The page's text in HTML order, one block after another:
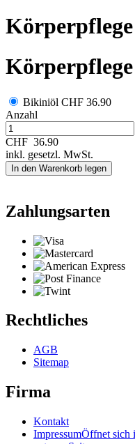
Bikiniöl CHF 36.90
Anzahl
CHF 36.90
inkl. gesetzl. MwSt.
In den Warenkorb legen
Zahlungsarten
Rechtliches
AGB
Sitemap
Firma
Kontakt
ImpressumÖffnet sich